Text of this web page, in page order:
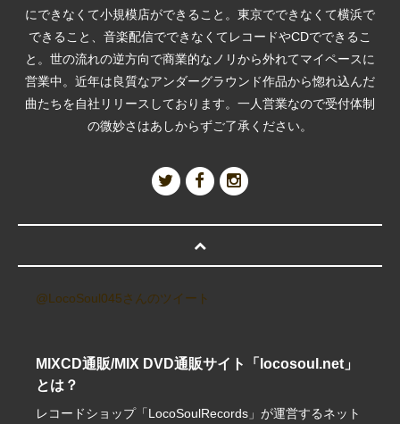
にできなくて小規模店ができること。東京でできなくて横浜で
できること、音楽配信でできなくてレコードやCDでできるこ
と。世の流れの逆方向で商業的なノリから外れてマイペースに
営業中。近年は良質なアンダーグラウンド作品から惚れ込んだ
曲たちを自社リリースしております。一人営業なので受付体制
の微妙さはあしからずご了承ください。
@LocoSoul045さんのツイート
MIXCD通販/MIX DVD通販サイト「locosoul.net」
とは？
レコードショップ「LocoSoulRecords」が運営するネット